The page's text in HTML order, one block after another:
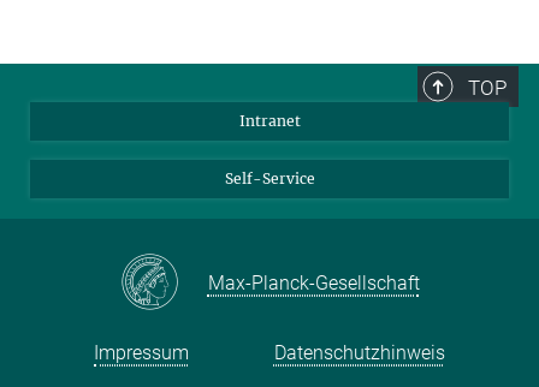
TOP
Intranet
Self-Service
Max-Planck-Gesellschaft
Impressum Datenschutzhinweis